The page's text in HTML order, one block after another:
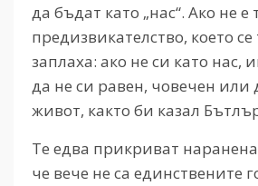
да бъдат като „нас“. Ако не е
предизвикателство, което
заплаха: ако не си като нас,
да не си равен, човечен или
живот, както би казал
Те едва прикриват
че вече не са единствените